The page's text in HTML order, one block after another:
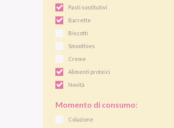
Pasti sostitutivi
Barrette
Biscotti
Smoothies
Creme
Alimenti proteici
Novità
Momento di consumo:
Colazione